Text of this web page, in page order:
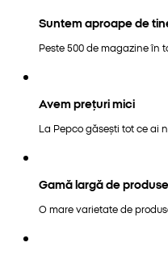
Suntem aproape de
Peste 500 de magazine în
Avem prețuri mici
La Pepco găsești tot ce ai
Gamă largă de produse
O mare varietate de